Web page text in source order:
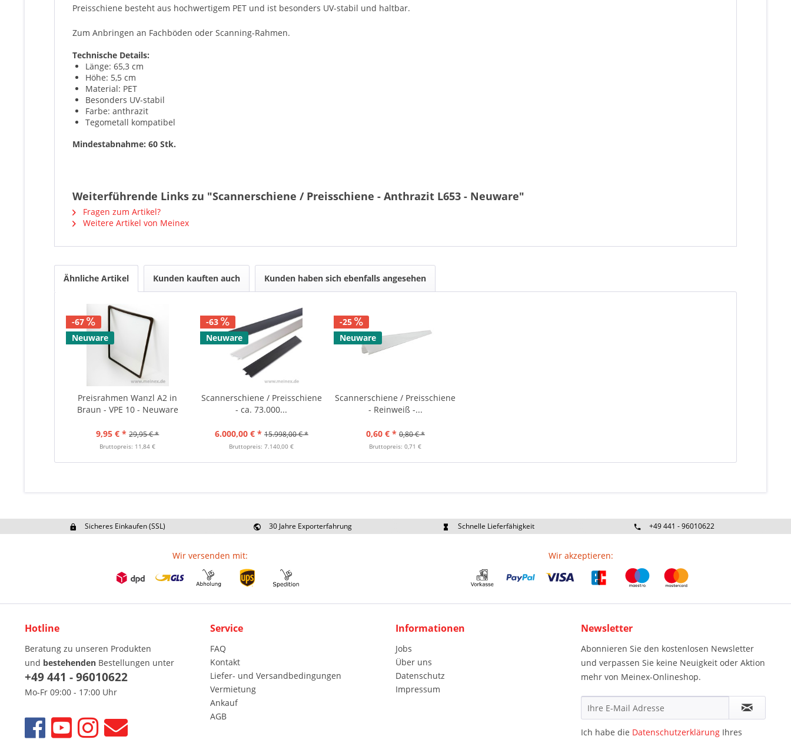
Preisschiene besteht aus hochwertigem PET und ist besonders UV-stabil und haltbar.
Zum Anbringen an Fachböden oder Scanning-Rahmen.
Technische Details:
Länge: 65,3 cm
Höhe: 5,5 cm
Material: PET
Besonders UV-stabil
Farbe: anthrazit
Tegometall kompatibel
Mindestabnahme: 60 Stk.
Weiterführende Links zu "Scannerschiene / Preisschiene - Anthrazit L653 - Neuware"
Fragen zum Artikel?
Weitere Artikel von Meinex
Ähnliche Artikel Kunden kauften auch Kunden haben sich ebenfalls angesehen
-67
Neuware
Preisrahmen Wanzl A2 in
Braun - VPE 10 - Neuware
9,95 € * 29,95 € *
Bruttopreis: 11,84 €
-63
Neuware
Scannerschiene / Preisschiene
- ca. 73.000...
6.000,00 € * 15.998,00 € *
Bruttopreis: 7.140,00 €
-25
Neuware
Scannerschiene / Preisschiene
- Reinweiß -...
0,60 € * 0,80 € *
Bruttopreis: 0,71 €
Sicheres Einkaufen (SSL)
30 Jahre Exporterfahrung
Schnelle Lieferfähigkeit
+49 441 - 96010622
Wir versenden mit: Wir akzeptieren:
Hotline
Beratung zu unseren Produkten
und bestehenden Bestellungen unter
+49 441 - 96010622
Mo-Fr 09:00 - 17:00 Uhr
Service
FAQ
Kontakt
Liefer- und Versandbedingungen
Vermietung
Ankauf
AGB
Informationen
Jobs
Über uns
Datenschutz
Impressum
Newsletter
Abonnieren Sie den kostenlosen Newsletter
und verpassen Sie keine Neuigkeit oder Aktion
mehr von Meinex-Onlineshop.
Ich habe die Datenschutzerklärung Ihres